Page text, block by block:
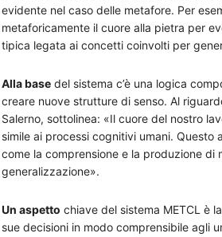
evidente nel caso delle metafore. Per
metaforicamente il cuore alla pietra per
tipica legata ai concetti coinvolti per
Alla base del sistema c’è una logica
creare nuove strutture di senso. Al
Salerno, sottolinea: «Il cuore del nostro
simile ai processi cognitivi umani.
come la comprensione e la produzione
generalizzazione».
Un aspetto chiave del sistema METCL è
sue decisioni in modo comprensibile agli